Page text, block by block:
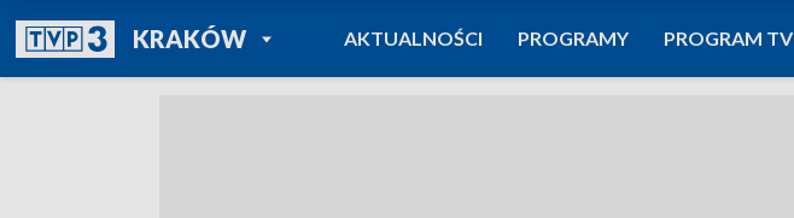
KRAKÓWPOWRÓT DO
TVP REGIONY
AKTUALNOŚCI PROGRAMY PROGRAM TV